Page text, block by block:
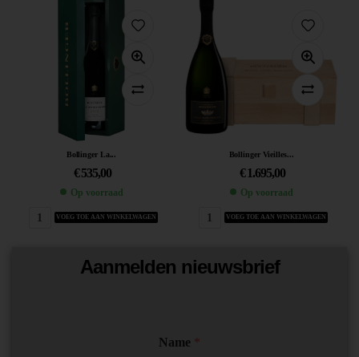
Bollinger La...
€ 535,00
Op voorraad
VOEG TOE AAN WINKELWAGEN
Bollinger Vieilles...
€ 1.695,00
Op voorraad
VOEG TOE AAN WINKELWAGEN
Aanmelden nieuwsbrief
Name